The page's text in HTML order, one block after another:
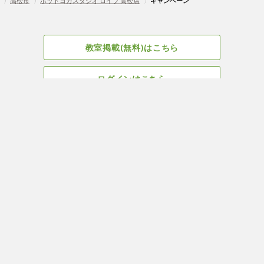
教室掲載(無料)はこちら
ログインはこちら